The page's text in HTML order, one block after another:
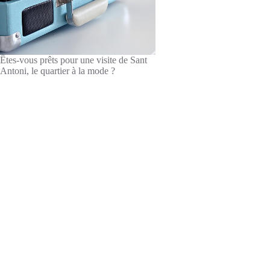
Êtes-vous prêts pour une visite de Sant
Antoni, le quartier à la mode ?